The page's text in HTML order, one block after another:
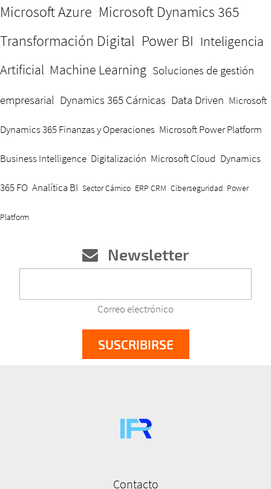
Microsoft Azure Microsoft Dynamics 365
Transformación Digital Power BI Inteligencia
Artificial Machine Learning Soluciones de gestión
empresarial Dynamics 365 Cárnicas Data Driven Microsoft
Dynamics 365 Finanzas y Operaciones Microsoft Power Platform
Business Intelligence Digitalización Microsoft Cloud Dynamics
365 FO Analítica BI Sector Cárnico ERP CRM Ciberseguridad Power
Platform
Newsletter
Correo electrónico
Contacto